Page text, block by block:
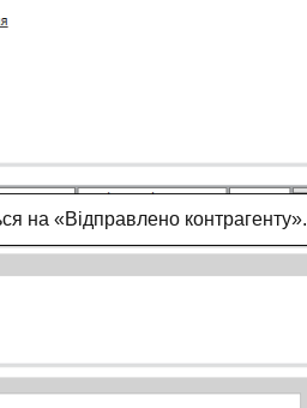
на «Відправлено контрагенту».